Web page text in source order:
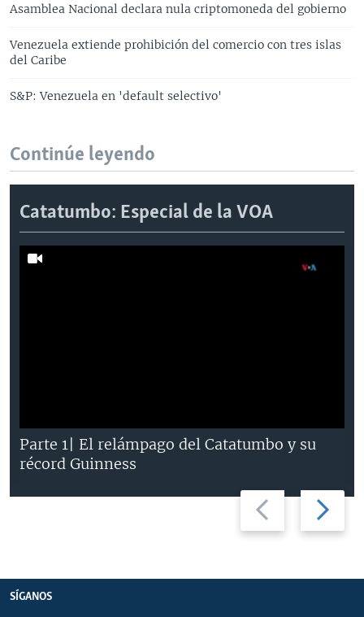
Asamblea Nacional declara nula criptomoneda del gobierno
Venezuela extiende prohibición del comercio con tres islas
del Caribe
S&P: Venezuela en 'default selectivo'
Continúe leyendo
Catatumbo: Especial de la VOA
Previous
slide
Next
slide
Parte 1| El relámpago del Catatumbo y su
récord Guinness
SÍGANOS